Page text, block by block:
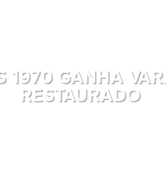
1970 GANHA
RESTAURADO